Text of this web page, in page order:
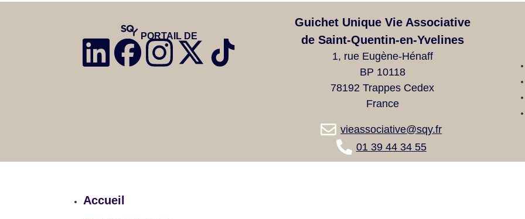
PORTAIL DE
Guichet Unique Vie Associative
de Saint-Quentin-en-Yvelines
1, rue Eugène-Hénaff
BP 10118
78192 Trappes Cedex
France
vieassociative@sqy.fr
01 39 44 34 55
Accueil